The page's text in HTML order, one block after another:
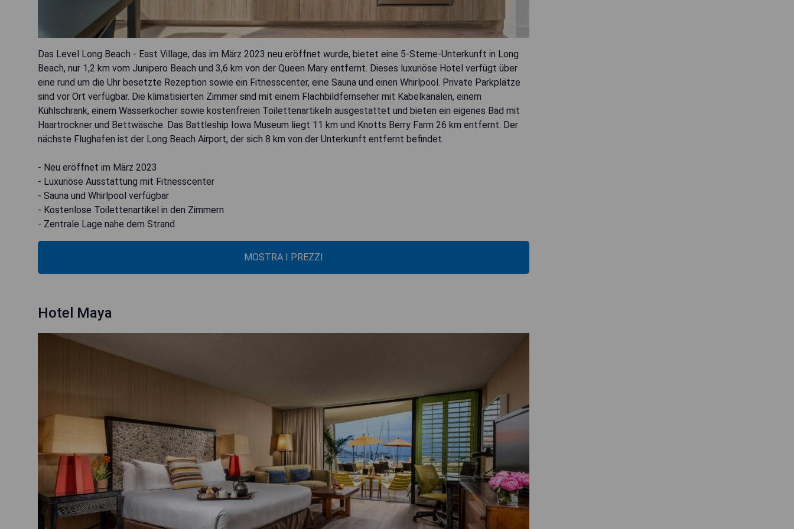
Das Level Long Beach - East Village, das im März 2023 neu eröffnet wurde, bietet eine 5-Sterne-Unterkunft in Long
Beach, nur 1,2 km vom Junipero Beach und 3,6 km von der Queen Mary entfernt. Dieses luxuriöse Hotel verfügt über
eine rund um die Uhr besetzte Rezeption sowie ein Fitnesscenter, eine Sauna und einen Whirlpool. Private Parkplätze
sind vor Ort verfügbar. Die klimatisierten Zimmer sind mit einem Flachbildfernseher mit Kabelkanälen, einem
Kühlschrank, einem Wasserkocher sowie kostenfreien Toilettenartikeln ausgestattet und bieten ein eigenes Bad mit
Haartrockner und Bettwäsche. Das Battleship Iowa Museum liegt 11 km und Knotts Berry Farm 26 km entfernt. Der
nächste Flughafen ist der Long Beach Airport, der sich 8 km von der Unterkunft entfernt befindet.
- Neu eröffnet im März 2023
- Luxuriöse Ausstattung mit Fitnesscenter
- Sauna und Whirlpool verfügbar
- Kostenlose Toilettenartikel in den Zimmern
- Zentrale Lage nahe dem Strand
MOSTRA I PREZZI
Hotel Maya